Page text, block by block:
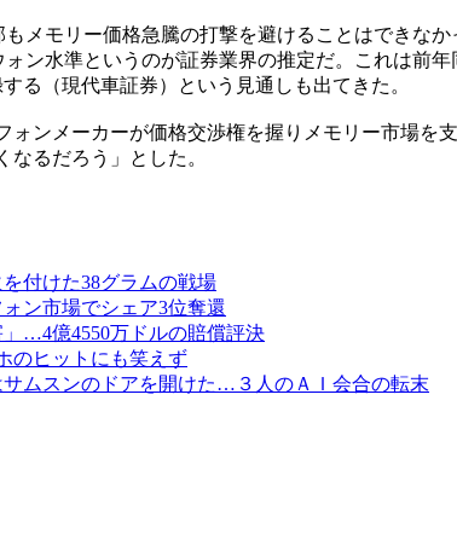
メモリー価格急騰の打撃を避けることはできな
ン水準というのが証券業界の推定だ。これは前
る（現代車証券）という見通しも出てきた。
ンメーカーが価格交渉権を握りメモリー市場
るだろう」とした。
付けた38グラムの戦場
ン市場でシェア3位奪還
…4億4550万ドルの賠償評決
のヒットにも笑えず
サムスンのドアを開けた…３人のＡＩ会合の転末